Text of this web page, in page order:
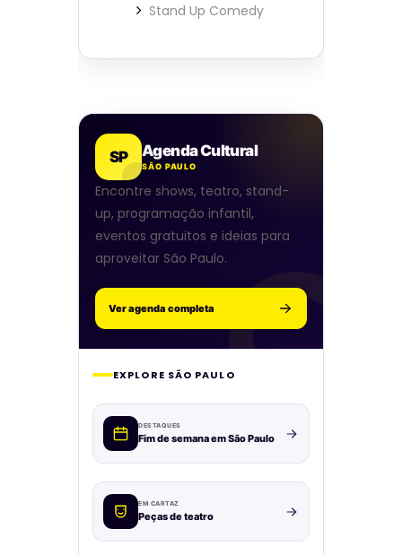
Stand Up Comedy
SP Agenda Cultural
SÃO PAULO
Encontre shows, teatro, stand-
up, programação infantil,
eventos gratuitos e ideias para
aproveitar São Paulo.
Ver agenda completa
EXPLORE SÃO PAULO
DESTAQUES
Fim de semana em São Paulo
EM CARTAZ
Peças de teatro